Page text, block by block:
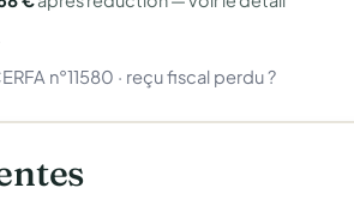
n°11580 · reçu fiscal perdu ?